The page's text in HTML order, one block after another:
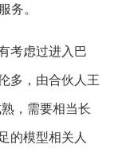
务。
考虑过进入巴
多，由合伙人王
，需要相当长
的模型相关人